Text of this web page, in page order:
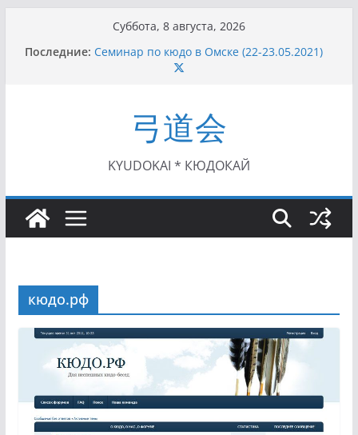
содержимому
Суббота, 8 августа, 2026
Последние: Семинар по кюдо в Омске (22-23.05.2021)
Чемпионат Росcии, Дёмино (2-5.09.2021)
II Кубок Посла Японии в России по Кюдо,
Орёл (25.07.2021)
I этап Кубка Московской области по Кюдо /
Сейдокан II (27.06.2021)
弓道会
KYUDOKAI * КЮДОКАЙ
кюдо.рф